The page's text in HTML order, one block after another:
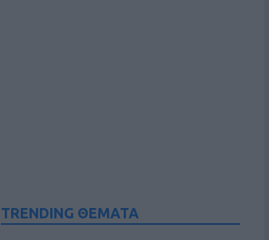
TRENDING ΘΕΜΑΤΑ